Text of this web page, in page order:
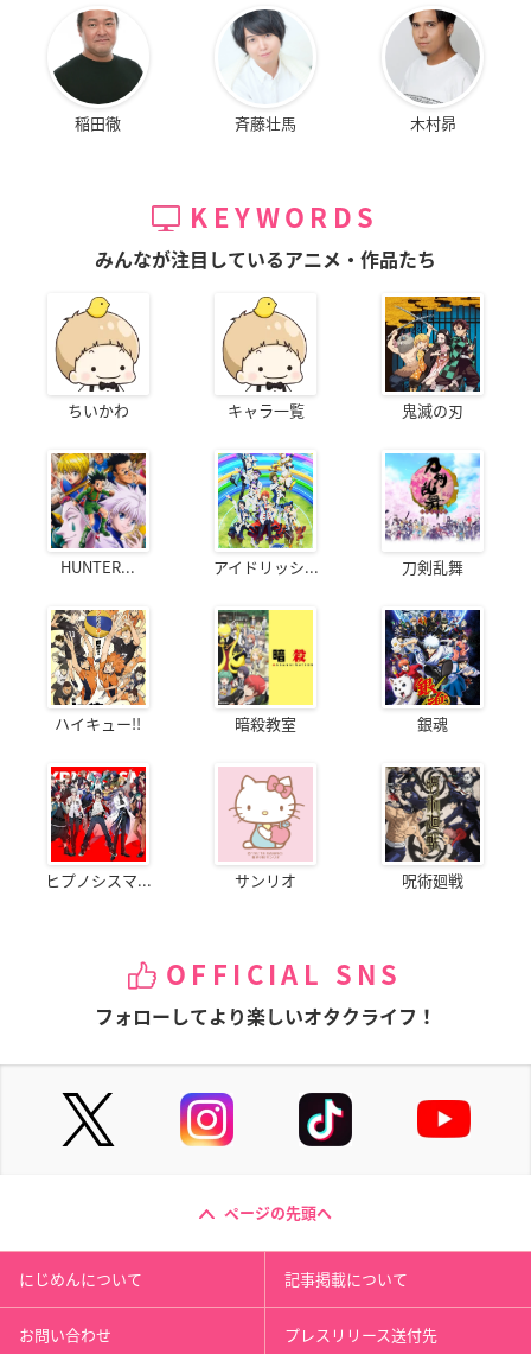
稲田徹 斉藤壮馬 木村昴
KEYWORDS
みんなが注目しているアニメ・作品たち
ちいかわ キャラ一覧 鬼滅の刃
HUNTER... アイドリッシ... 刀剣乱舞
ハイキュー!! 暗殺教室 銀魂
ヒプノシスマ... サンリオ 呪術廻戦
OFFICIAL SNS
フォローしてより楽しいオタクライフ！
ページの先頭へ
にじめんについて 記事掲載について
お問い合わせ プレスリリース送付先